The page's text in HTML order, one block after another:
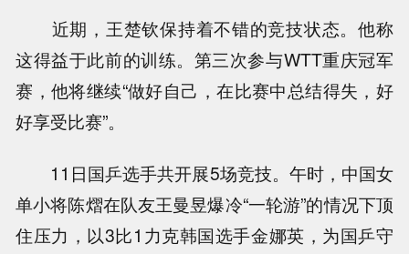
近期，王楚钦保持着不错的竞技状态。他称
这得益于此前的训练。第三次参与WTT重庆冠军
赛，他将继续“做好自己，在比赛中总结得失，好
好享受比赛”。
11日国乒选手共开展5场竞技。午时，中国女
单小将陈熠在队友王曼昱爆冷“一轮游”的情况下顶
住压力，以3比1力克韩国选手金娜英，为国乒守